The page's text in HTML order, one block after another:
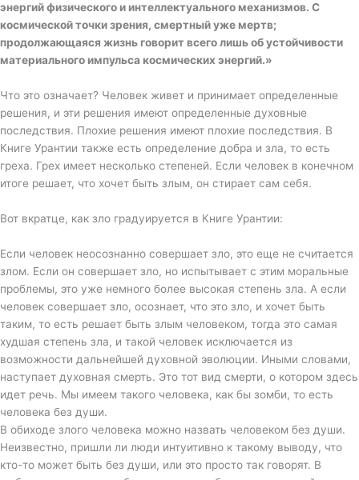
энергий физического и интеллектуального механизмов. С
космической точки зрения, смертный уже мертв;
продолжающаяся жизнь говорит всего лишь об устойчивости
материального импульса космических энергий.»
Что это означает? Человек живет и принимает определенные
решения, и эти решения имеют определенные духовные
последствия. Плохие решения имеют плохие последствия. В
Книге Урантии также есть определение добра и зла, то есть
греха. Грех имеет несколько степеней. Если человек в конечном
итоге решает, что хочет быть злым, он стирает сам себя.
Вот вкратце, как зло градуируется в Книге Урантии:
Если человек неосознанно совершает зло, это еще не считается
злом. Если он совершает зло, но испытывает с этим моральные
проблемы, это уже немного более высокая степень зла. А если
человек совершает зло, осознает, что это зло, и хочет быть
таким, то есть решает быть злым человеком, тогда это самая
худшая степень зла, и такой человек исключается из
возможности дальнейшей духовной эволюции. Иными словами,
наступает духовная смерть. Это тот вид смерти, о котором здесь
идет речь. Мы имеем такого человека, как бы зомби, то есть
человека без души.
В обиходе злого человека можно назвать человеком без души.
Неизвестно, пришли ли люди интуитивно к такому выводу, что
кто-то может быть без души, или это просто так говорят. В